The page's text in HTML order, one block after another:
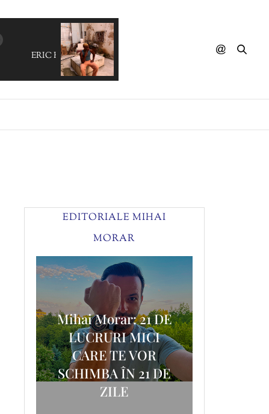
ERIC HILTON - Little Odessa (THE INFINITE DAISY
EDITORIALE MIHAI
MORAR
Mihai Morar: 21 DE
LUCRURI MICI
CARE TE VOR
SCHIMBA ÎN 21 DE
ZILE